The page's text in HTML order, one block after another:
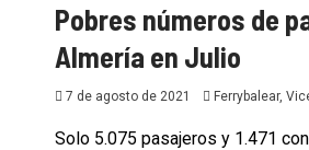
Pobres números de
Almería en Julio
7 de agosto de 2021 Ferrybalear,
Solo 5.075 pasajeros y 1.471